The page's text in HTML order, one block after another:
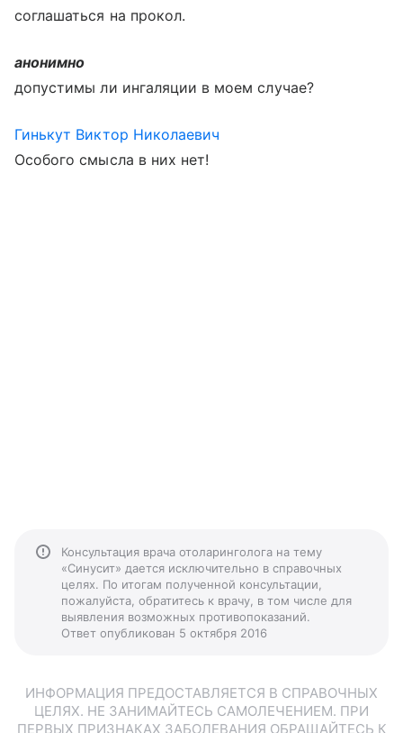
соглашаться на прокол.
анонимно
допустимы ли ингаляции в моем случае?
Гинькут Виктор Николаевич
Особого смысла в них нет!
Консультация врача отоларинголога на тему
«Синусит» дается исключительно в справочных
целях. По итогам полученной консультации,
пожалуйста, обратитесь к врачу, в том числе для
выявления возможных противопоказаний.
Ответ опубликован 5 октября 2016
ИНФОРМАЦИЯ ПРЕДОСТАВЛЯЕТСЯ В СПРАВОЧНЫХ
ЦЕЛЯХ. НЕ ЗАНИМАЙТЕСЬ САМОЛЕЧЕНИЕМ. ПРИ
ПЕРВЫХ ПРИЗНАКАХ ЗАБОЛЕВАНИЯ ОБРАЩАЙТЕСЬ К